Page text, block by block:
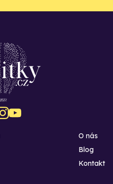
O nás
Blog
Kontakt